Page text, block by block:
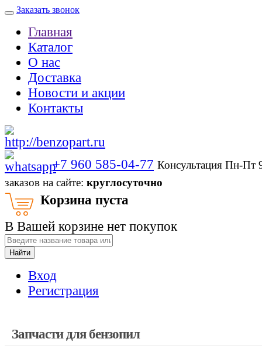
Заказать звонок
Главная
Каталог
О нас
Доставка
Новости и акции
Контакты
+7 960 585-04-77 Консультация Пн-
заказов на сайте: круглосуточно
Корзина пуста
В Вашей корзине нет покупок
Найти
Вход
Регистрация
Запчасти для бензопил